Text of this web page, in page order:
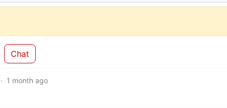
Chat
· 1 month ago